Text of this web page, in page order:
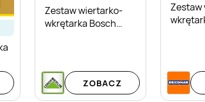
Zestaw wiertarko-
wkrętarka Bosch
ZOBACZ